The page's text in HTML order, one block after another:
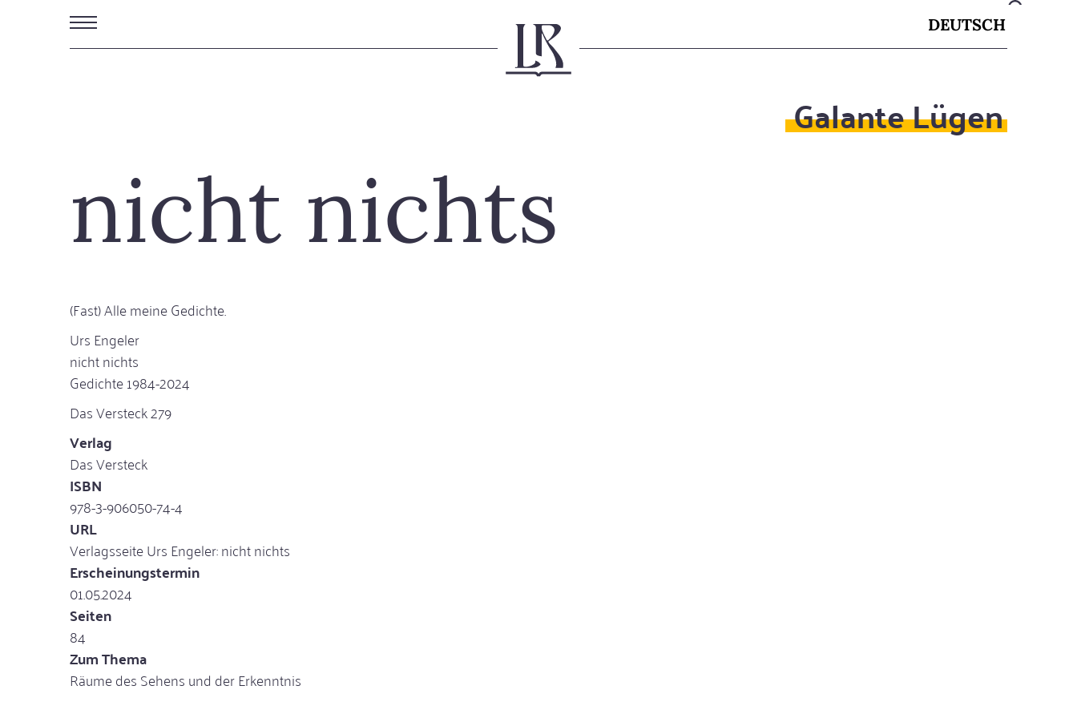
DEUTSCH
Galante Lügen
nicht nichts
(Fast) Alle meine Gedichte.
Urs Engeler
nicht nichts
Gedichte 1984-2024
Das Versteck 279
Verlag
Das Versteck
ISBN
978-3-906050-74-4
URL
Verlagsseite Urs Engeler: nicht nichts
Erscheinungstermin
01.05.2024
Seiten
84
Zum Thema
Räume des Sehens und der Erkenntnis